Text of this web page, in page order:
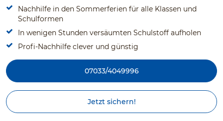
Nachhilfe in den Sommerferien für alle Klassen und
Schulformen
In wenigen Stunden versäumten Schulstoff aufholen
Profi-Nachhilfe clever und günstig
07033/4049996
Jetzt sichern!